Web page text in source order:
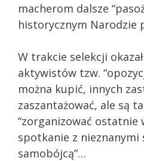
macherom dalsze
historycznym Narodzie
W trakcie selekcji
aktywistów tzw.
można kupić, innych
zaszantażować, ale są
“zorganizować ostatnie
spotkanie z nieznanymi
samobójcą”…